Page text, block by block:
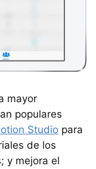
mayor
populares
Studio para
de los
y mejora el